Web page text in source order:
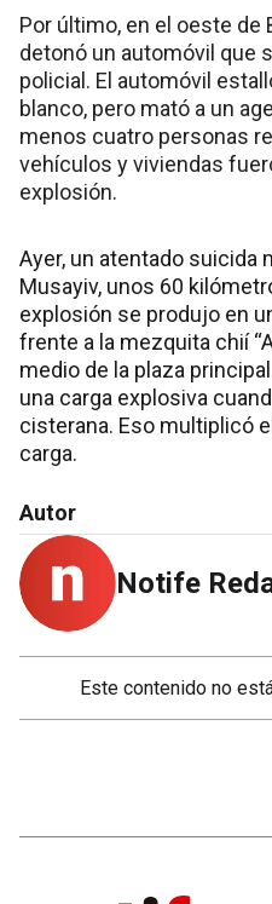
Por último, en el oeste de
detonó un automóvil que
policial. El automóvil
blanco, pero mató a un
menos cuatro personas
vehículos y viviendas
explosión.
Ayer, un atentado suicida
Musayiv, unos 60
explosión se produjo en
frente a la mezquita chií
medio de la plaza
una carga explosiva
cisterana. Eso multiplicó
carga.
Autor
Notife
Este contenido no